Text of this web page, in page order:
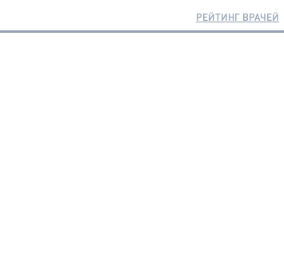
РЕЙТИНГ ВРАЧЕЙ